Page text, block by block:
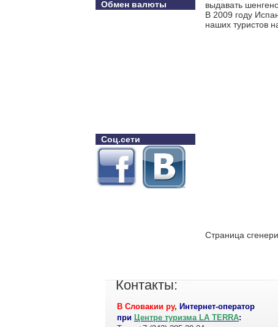
Обмен валюты
Соц.сети
выдавать
В 2009 году
наших туристов
Страница
Контакты:
В Словакии ру, Интернет-оператор
при Центре туризма LA TERRA: